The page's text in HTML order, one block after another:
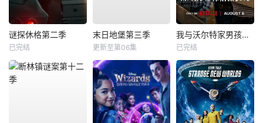
谜探休格第二季
已完结
末日地堡第三季
更新至第06集
我与沃尔特家男孩的生活第三季
已完结